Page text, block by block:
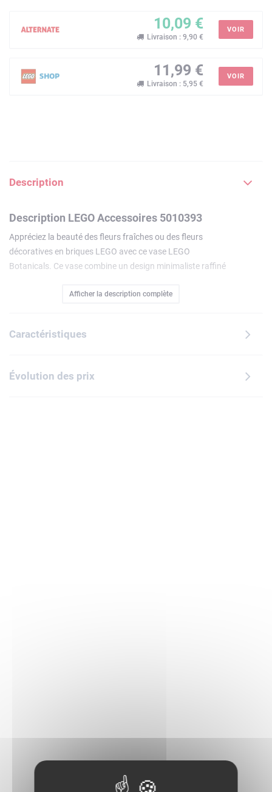
10,09 €
Livraison : 9,90 €
VOIR
11,99 €
Livraison : 5,95 €
VOIR
Description
Description LEGO Accessoires 5010393
Appréciez la beauté des fleurs fraîches ou des fleurs
décoratives en briques LEGO avec ce vase LEGO
Botanicals. Ce vase combine un design minimaliste raffiné
l'exposer comme un objet de décoration ou bien l'utiliser
motif de briques ou de fleurs des champs.
Afficher la description complète
Caractéristiques
Évolution des prix